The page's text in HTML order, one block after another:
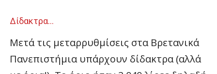
Δίδακτρα…
Μετά τις μεταρρυθμίσεις στα Βρετανικά
Πανεπιστήμια υπάρχουν δίδακτρα (αλλά